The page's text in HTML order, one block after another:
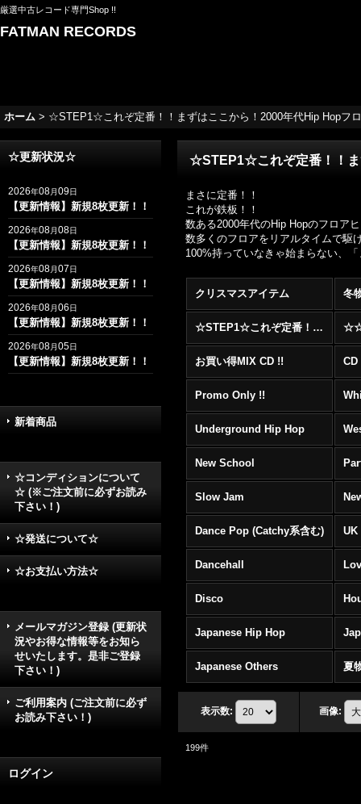
厳選中古レコード専門Shop !!
FATMAN RECORDS
ホーム > ☆STEP1☆これぞ定番！！まずはここから！2000年代Hip Hopフ
☆更新状況☆
2026年08月09日
【更新情報】新規8枚更新！！
2026年08月08日
【更新情報】新規8枚更新！！
2026年08月07日
【更新情報】新規8枚更新！！
2026年08月06日
【更新情報】新規8枚更新！！
2026年08月05日
【更新情報】新規8枚更新！！
新着商品
☆コンディションについて
☆ (※ご注文前に必ずお読み
下さい！)
☆発送について☆
☆お支払い方法☆
メールマガジン登録 (更新状
況やお得な情報等をお知ら
せいたします。是非ご登録
下さい！)
ご利用案内 (ご注文前に必ず
お読み下さい！)
ログイン
☆STEP1☆これぞ定番！！ま
まさに定番！！
これが鉄板！！
数ある2000年代のHip Hopのフロア
数多くのフロアをリアルタイムで駆
100%持っていなきゃ始まらない、
クリスマスアイテム 冬
☆STEP1☆これぞ定番！！まずはここから！2000年代R&BフロアヒットBest 100 !!!
お買い得MIX CD !!
Promo Only !!
Underground Hip Hop
New School
Slow Jam
Dance Pop (Catchy系含む) UK
Dancehall
Disco
Japanese Hip Hop
Japanese Others 夏
表示数: 画像:
199件